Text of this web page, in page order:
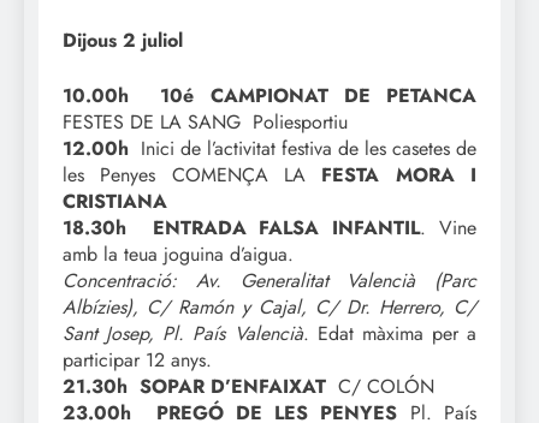
Dijous 2 juliol
10.00h 10é CAMPIONAT DE PETANCA
FESTES DE LA SANG Poliesportiu
12.00h Inici de l’activitat festiva de les casetes de
les Penyes COMENÇA LA FESTA MORA I
CRISTIANA
18.30h ENTRADA FALSA INFANTIL. Vine
amb la teua joguina d’aigua.
Concentració: Av. Generalitat Valencià (Parc
Albízies), C/ Ramón y Cajal, C/ Dr. Herrero, C/
Sant Josep, Pl. País Valencià. Edat màxima per a
participar 12 anys.
21.30h SOPAR D’ENFAIXAT C/ COLÓN
23.00h PREGÓ DE LES PENYES Pl. País